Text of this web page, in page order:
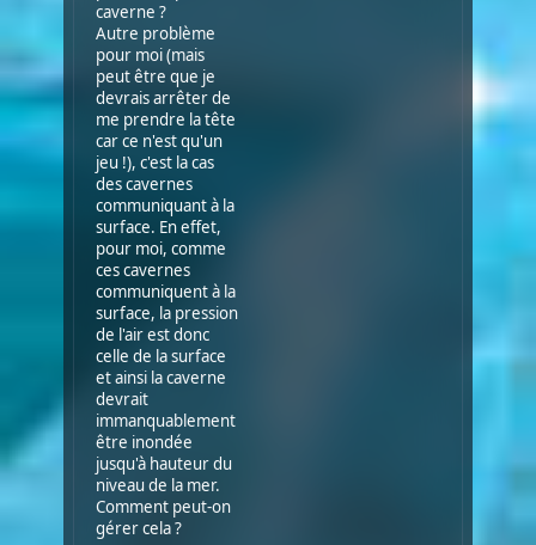
caverne ?
Autre problème
pour moi (mais
peut être que je
devrais arrêter de
me prendre la tête
car ce n'est qu'un
jeu !), c'est la cas
des cavernes
communiquant à la
surface. En effet,
pour moi, comme
ces cavernes
communiquent à la
surface, la pression
de l'air est donc
celle de la surface
et ainsi la caverne
devrait
immanquablement
être inondée
jusqu'à hauteur du
niveau de la mer.
Comment peut-on
gérer cela ?